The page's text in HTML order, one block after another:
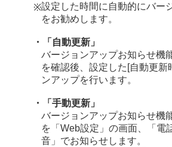
※設定した時間に自動的にバー
をお勧めします。
・「自動更新」
バージョンアップお知らせ機
を確認後、設定した[自動更
ンアップを行います。
・「手動更新」
バージョンアップお知らせ機
を「Web設定」の画面、「電
音」でお知らせします。